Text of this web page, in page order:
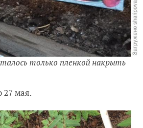
только пленкой накрыть
27 мая.